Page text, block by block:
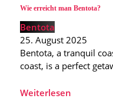
Wie erreicht man Bentota?
Bentota
25. August 2025
Bentota, a tranquil
coast, is a perfect
Weiterlesen